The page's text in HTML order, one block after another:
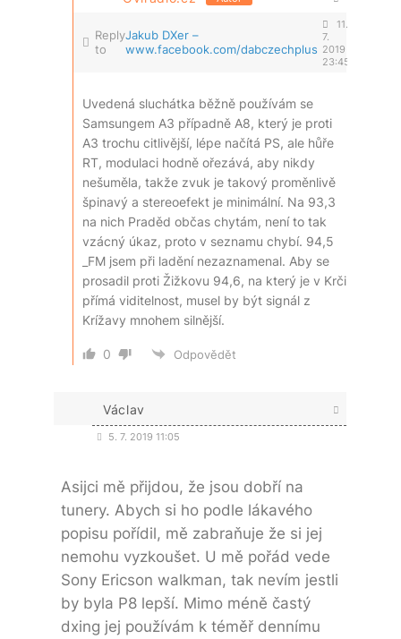
Reply
to
Jakub DXer –
www.facebook.com/dabczechplus
11.
7.
2019
23:45
Uvedená sluchátka běžně používám se
Samsungem A3 případně A8, který je proti
A3 trochu citlivější, lépe načítá PS, ale hůře
RT, modulaci hodně ořezává, aby nikdy
nešuměla, takže zvuk je takový proměnlivě
špinavý a stereoefekt je minimální. Na 93,3
na nich Praděd občas chytám, není to tak
vzácný úkaz, proto v seznamu chybí. 94,5
_FM jsem při ladění nezaznamenal. Aby se
prosadil proti Žižkovu 94,6, na který je v Krči
přímá viditelnost, musel by být signál z
Krížavy mnohem silnější.
0 Odpovědět
Václav
5. 7. 2019 11:05
Asijci mě přijdou, že jsou dobří na
tunery. Abych si ho podle lákavého
popisu pořídil, mě zabraňuje že si jej
nemohu vyzkoušet. U mě pořád vede
Sony Ericson walkman, tak nevím jestli
by byla P8 lepší. Mimo méně častý
dxing jej používám k téměř dennímu